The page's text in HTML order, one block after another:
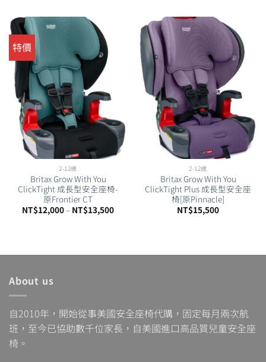
特價
2-12歲
Britax Grow With You
ClickTight 成長型安全座椅-
原Frontier CT
NT$12,000– NT$13,500
2-12歲
Britax Grow With You
ClickTight Plus 成長型安全座
椅[原Pinnacle]
NT$15,500
About us
自2010年，開始從事美國安全座椅代購，固定每月兩次航
班，至今已協助數千位家長，自美國進口高品質兒童安全座
椅。